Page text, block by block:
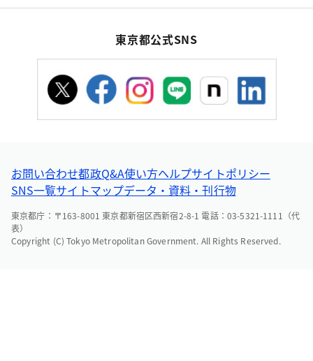
東京都公式SNS
お問い合わせ都政Q&A使い方ヘルプサイトポリシー
SNS一覧サイトマップデータ・資料・刊行物
東京都庁：〒163-8001 東京都新宿区西新宿2-8-1 電話：03-5321-1111（代
表）
Copyright (C) Tokyo Metropolitan Government. All Rights Reserved.